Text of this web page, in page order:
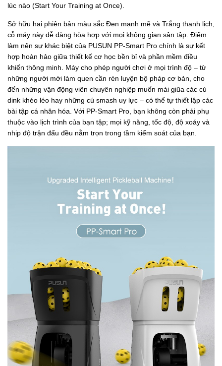
lúc nào (Start Your Training at Once).
Sở hữu hai phiên bản màu sắc Đen mạnh mẽ và Trắng thanh lịch,
cỗ máy này dễ dàng hòa hợp với mọi không gian sân tập. Điểm
làm nên sự khác biệt của PUSUN PP-Smart Pro chính là sự kết
hợp hoàn hảo giữa thiết kế cơ học bền bỉ và phần mềm điều
khiển thông minh. Máy cho phép người chơi ở mọi trình độ – từ
những người mới làm quen cần rèn luyện bộ pháp cơ bản, cho
đến những vận động viên chuyên nghiệp muốn mài giũa các cú
dink khéo léo hay những cú smash uy lực – có thể tự thiết lập các
bài tập cá nhân hóa. Với PP-Smart Pro, bạn không còn phải phụ
thuộc vào lịch trình của bạn tập; mọi kỹ năng, tốc độ, độ xoáy và
nhịp độ trận đấu đều nằm trọn trong tầm kiểm soát của bạn.